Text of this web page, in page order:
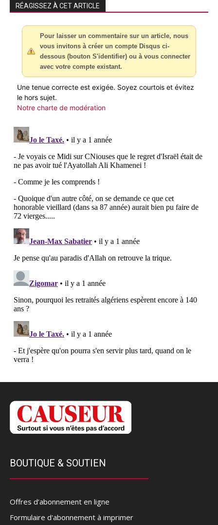
RÉAGISSEZ À CET ARTICLE
Pour laisser un commentaire sur un article, nous
vous invitons à créer un compte Disqus ci-
dessous (bouton S'identifier) ou à vous connecter
avec votre compte existant.
Une tenue correcte est exigée. Soyez courtois et évitez
le hors sujet.
Notre charte de modération
BOUTIQUE & SOUTIEN
Offres d’abonnement en ligne
Formulaire d'abonnement à imprimer